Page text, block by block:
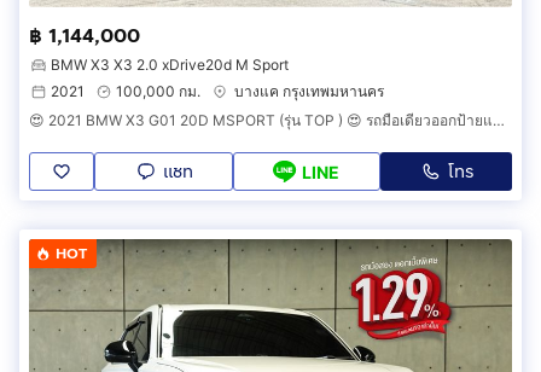
฿ 1,144,000
BMW X3 X3 2.0 xDrive20d M Sport
2021
100,000 กม.
บางแค กรุงเทพมหานคร
😍 2021 BMW X3 G01 20D MSPORT (รุ่น TOP ) 😍 รถมือเดียวออกป้ายแดง รถวิ่งน้อย รถเข้าศูนย์ทุกระยะ รถไม่เคยมีอุบัติเหตุครับ
แชท LINE โทร
HOT